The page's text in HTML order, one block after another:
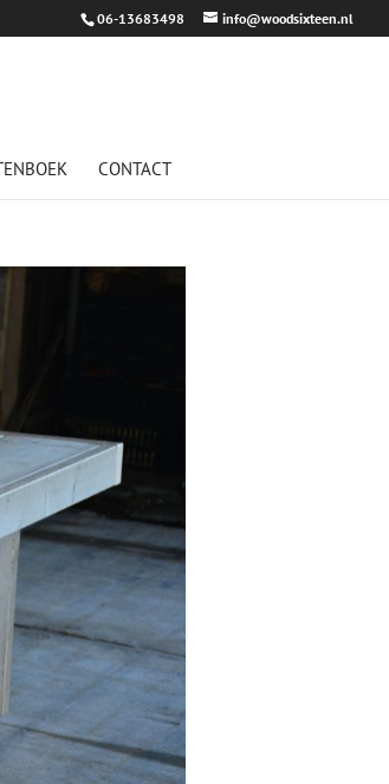
06-13683498 info@woodsixteen.nl
CONTACT